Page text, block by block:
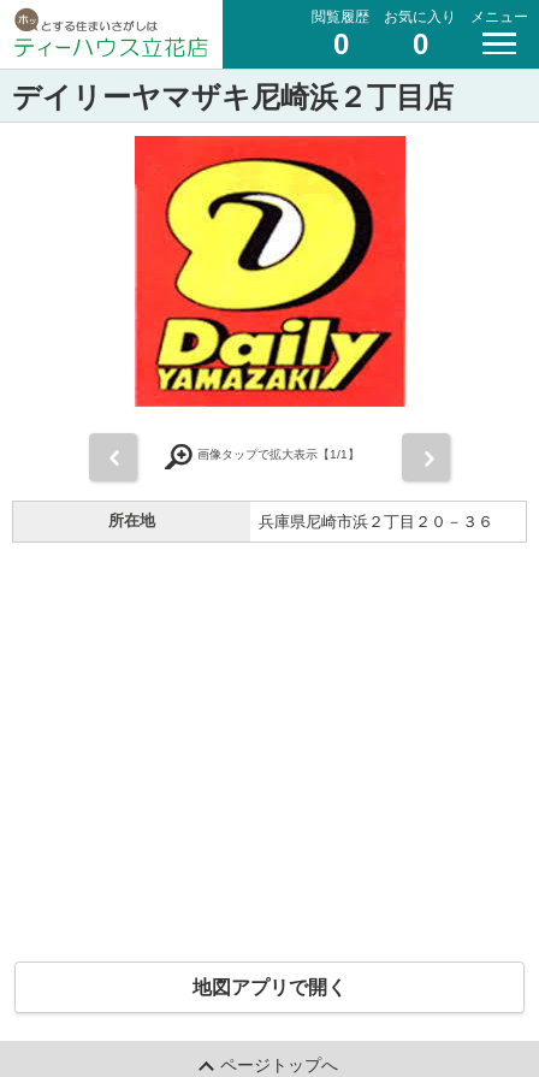
閲覧履歴
0
お気に入り
0
メニュー
デイリーヤマザキ尼崎浜２丁目店
画像タップで拡大表示【1/1】
所在地 兵庫県尼崎市浜２丁目２０－３６
地図アプリで開く
ページトップへ